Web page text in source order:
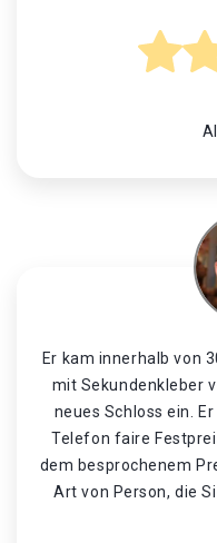
Er kam innerhalb von
mit Sekundenkleber
neues Schloss ein.
Telefon faire
dem besprochenem
Art von Person, die